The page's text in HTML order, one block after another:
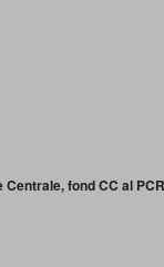
fond CC al